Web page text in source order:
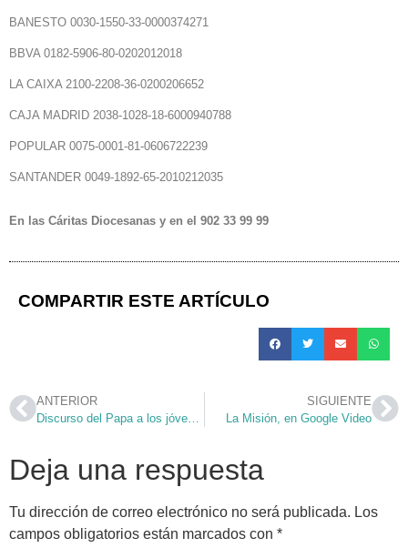
BANESTO 0030-1550-33-0000374271
BBVA 0182-5906-80-0202012018
LA CAIXA 2100-2208-36-0200206652
CAJA MADRID 2038-1028-18-6000940788
POPULAR 0075-0001-81-0606722239
SANTANDER 0049-1892-65-2010212035
En las Cáritas Diocesanas y en el 902 33 99 99
COMPARTIR ESTE ARTÍCULO
ANTERIOR
Discurso del Papa a los jóvenes madrileños
SIGUIENTE
La Misión, en Google Video
Deja una respuesta
Tu dirección de correo electrónico no será publicada. Los
campos obligatorios están marcados con *